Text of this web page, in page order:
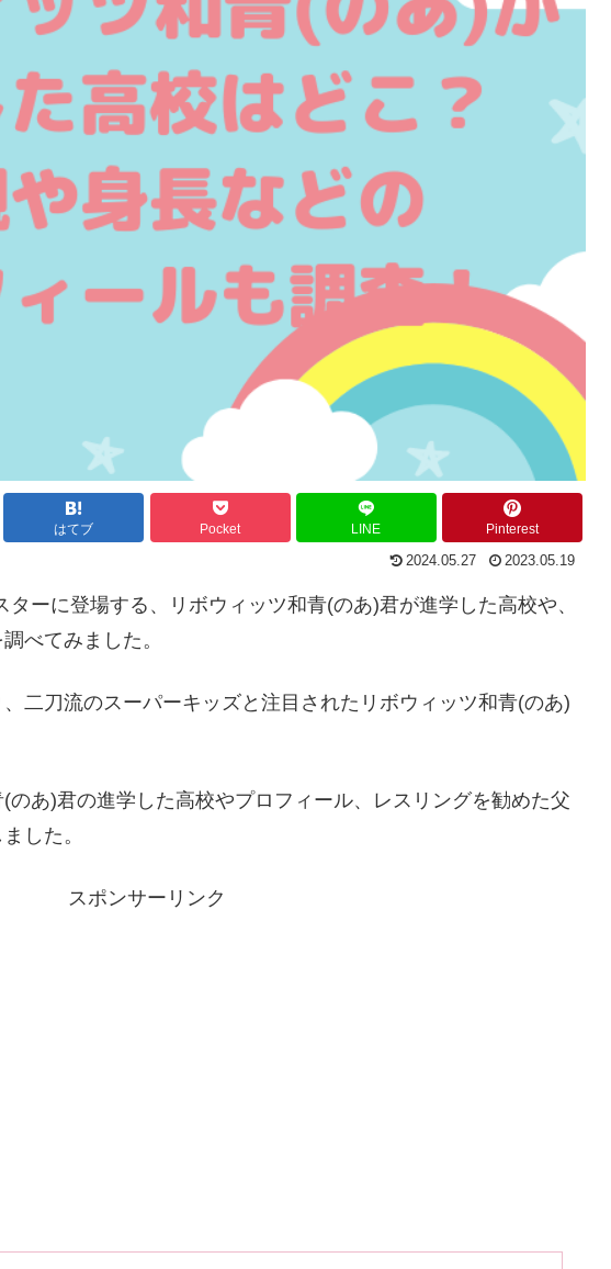
はてブ Pocket LINE Pinterest
2024.05.27 2023.05.19
ーに登場する、リボウィッツ和青(のあ)君が進学した高校や、
べてみました。
二刀流のスーパーキッズと注目されたリボウィッツ和青(のあ)
のあ)君の進学した高校やプロフィール、レスリングを勧めた父
した。
スポンサーリンク